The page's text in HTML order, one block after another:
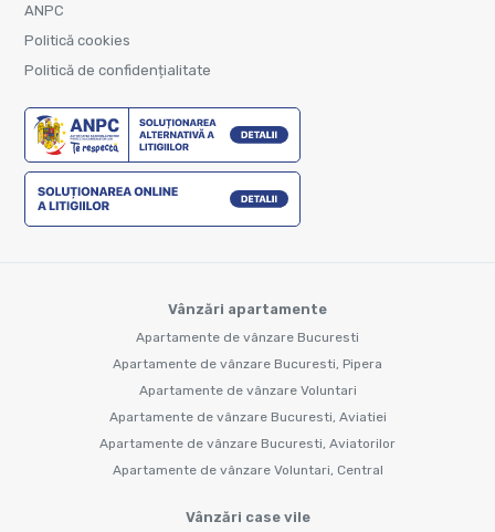
ANPC
Politică cookies
Politică de confidențialitate
Vânzări apartamente
Apartamente de vânzare Bucuresti
Apartamente de vânzare Bucuresti, Pipera
Apartamente de vânzare Voluntari
Apartamente de vânzare Bucuresti, Aviatiei
Apartamente de vânzare Bucuresti, Aviatorilor
Apartamente de vânzare Voluntari, Central
Vânzări case vile